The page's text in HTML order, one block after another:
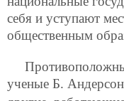
себя и уступают
общественным
ученые Б. Андерсон